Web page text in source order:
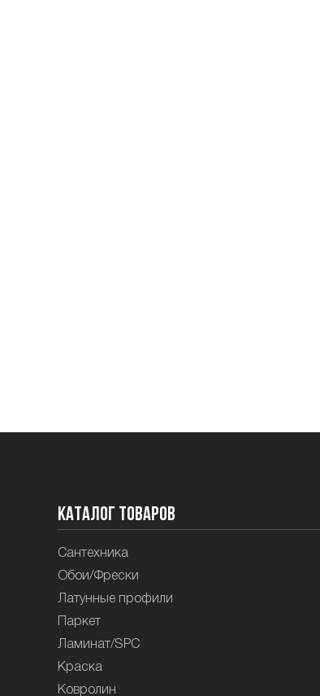
Каталог товаров
Сантехника
Обои/Фрески
Латунные профили
Паркет
Ламинат/SPC
Краска
Ковролин